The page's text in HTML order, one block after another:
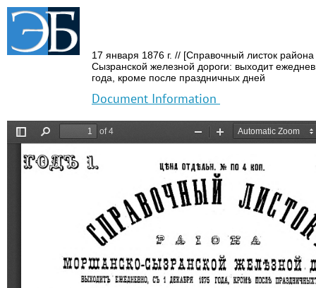
17 января 1876 г. // [Справочный листок
Сызранской железной дороги: выходит
года,
кроме после праздничных дней
Document Information